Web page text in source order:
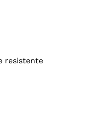
resistente